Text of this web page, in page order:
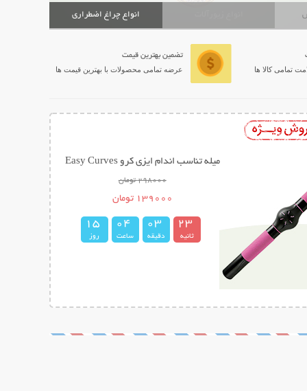
انواع چراغ اضطراری
تمامی کالا ها
تضمین بهترین قیمت
عرضه تمامی محصولات با بهترین قیمت ها
میله تناسب اندام ایزی کرو Easy Curves
298000 تومان
139000 تومان
22
3
ثانیه
03
دقیقه
0 4
ساعت
1 5
روز